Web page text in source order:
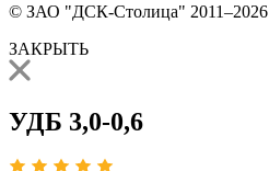
© ЗАО "ДСК-Столица" 2011–2026
ЗАКРЫТЬ
УДБ 3,0-0,6